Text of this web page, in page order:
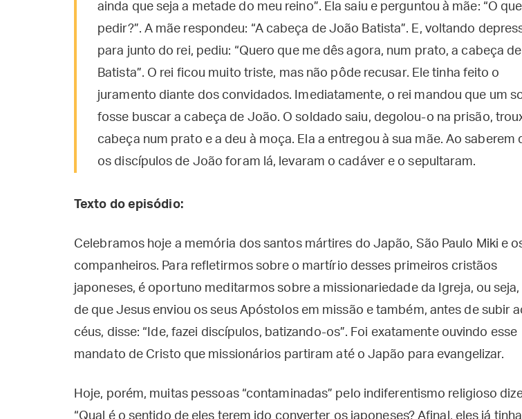
ainda que seja a metade do meu reino”. Ela saiu e perguntou à mãe: “O
pedir?”. A mãe respondeu: “A cabeça de João Batista”. E, voltando
para junto do rei, pediu: “Quero que me dês agora, num prato, a cabeça
Batista”. O rei ficou muito triste, mas não pôde recusar. Ele tinha feito o
juramento diante dos convidados. Imediatamente, o rei mandou que um
fosse buscar a cabeça de João. O soldado saiu, degolou-o na prisão,
cabeça num prato e a deu à moça. Ela a entregou à sua mãe. Ao saberem
os discípulos de João foram lá, levaram o cadáver e o sepultaram.
Texto do episódio:
Celebramos hoje a memória dos santos mártires do Japão, São Paulo Miki e
companheiros. Para refletirmos sobre o martírio desses primeiros cristãos
japoneses, é oportuno meditarmos sobre a missionariedade da Igreja, ou
de que Jesus enviou os seus Apóstolos em missão e também, antes de subir
céus, disse: “Ide, fazei discípulos, batizando-os”. Foi exatamente ouvindo esse
mandato de Cristo que missionários partiram até o Japão para evangelizar.
Hoje, porém, muitas pessoas “contaminadas” pelo indiferentismo religioso
“Qual é o sentido de eles terem ido converter os japoneses? Afinal, eles já